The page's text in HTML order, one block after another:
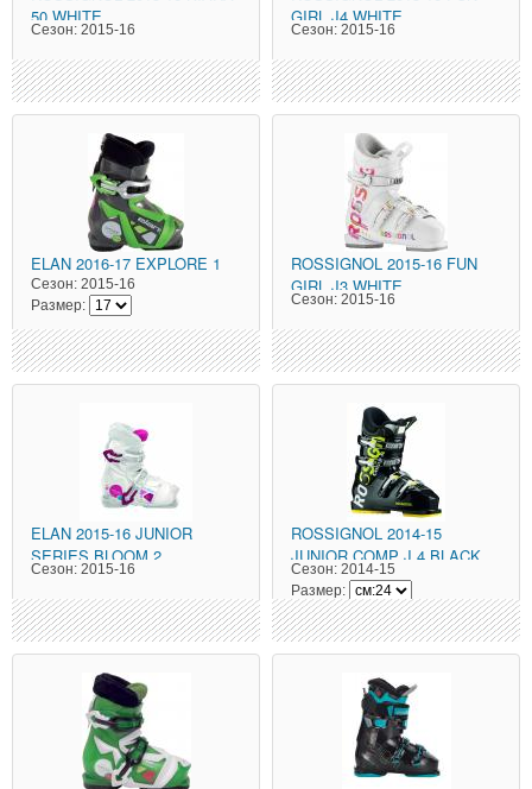
50 WHITE
Сезон: 2015-16
GIRL J4 WHITE
Сезон: 2015-16
ELAN 2016-17 EXPLORE 1
Сезон: 2015-16
Размер:
ROSSIGNOL 2015-16 FUN
GIRL J3 WHITE
Сезон: 2015-16
ELAN 2015-16 JUNIOR
SERIES BLOOM 2
Сезон: 2015-16
ROSSIGNOL 2014-15
JUNIOR COMP J 4 BLACK
Сезон: 2014-15
Размер: